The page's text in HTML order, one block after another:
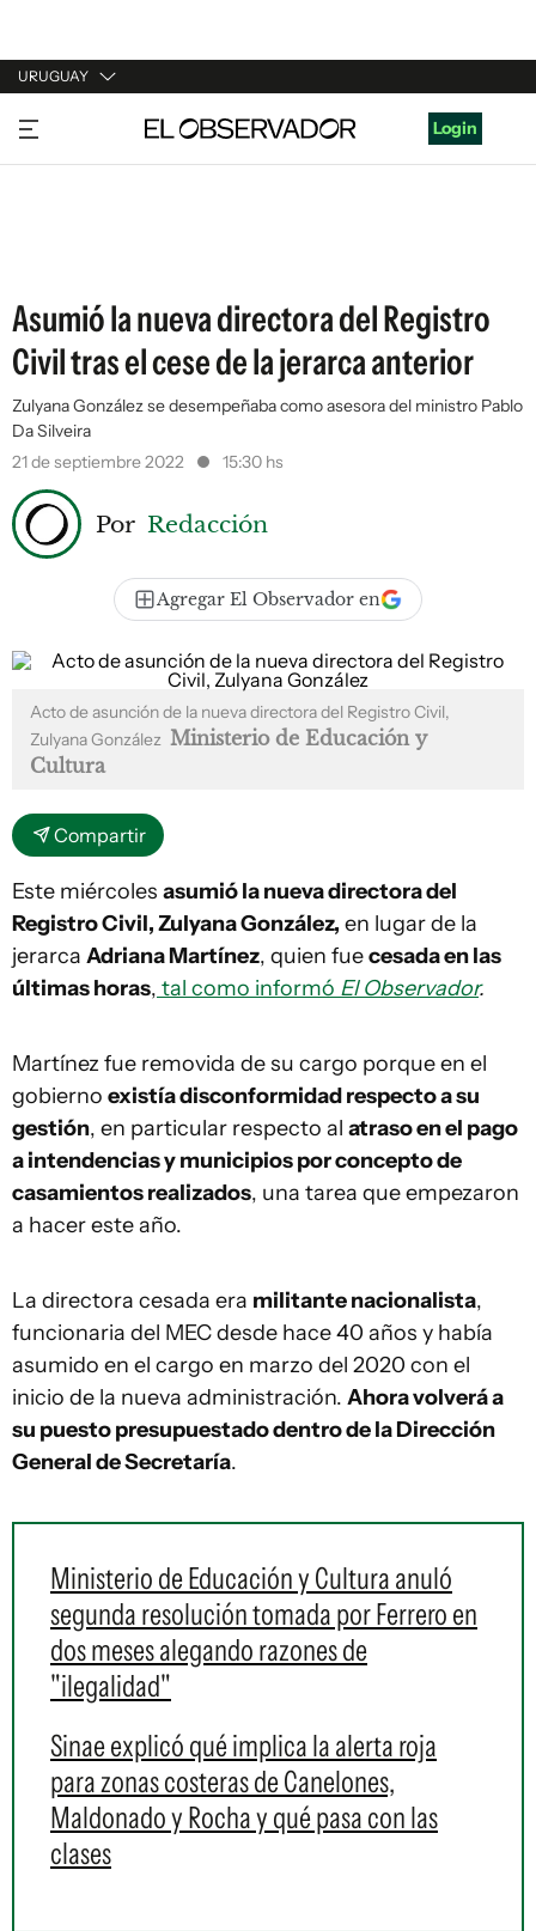
URUGUAY
URUGUAY
ARGENTINA
Login
Asumió la nueva directora del Registro
Civil tras el cese de la jerarca anterior
Zulyana González se desempeñaba como asesora del ministro Pablo
Da Silveira
21 de septiembre 2022
15:30 hs
Por Redacción
Agregar El Observador en
Acto de asunción de la nueva directora del Registro Civil,
Zulyana González Ministerio de Educación y
Cultura
Compartir
Este miércoles asumió la nueva directora del
Registro Civil, Zulyana González, en lugar de la
jerarca Adriana Martínez, quien fuecesada en las
últimas horas, tal como informó El Observador.
Martínez fue removida de su cargo porque en el
gobierno existía disconformidad respecto a su
gestión, en particular respecto al atraso en el pago
a intendencias y municipios por concepto de
casamientos realizados, una tarea que empezaron
a hacer este año.
La directora cesada era militante nacionalista,
funcionaria del MEC desde hace 40 años y había
asumido en el cargo en marzo del 2020 con el
inicio de la nueva administración. Ahora volverá a
su puesto presupuestado dentro de la Dirección
General de Secretaría.
Ministerio de Educación y Cultura anuló
segunda resolución tomada por Ferrero en
dos meses alegando razones de
"ilegalidad"
Sinae explicó qué implica la alerta roja
para zonas costeras de Canelones,
Maldonado y Rocha y qué pasa con las
clases